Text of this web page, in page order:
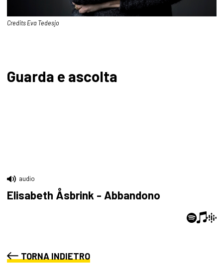
Credits Eva Tedesjo
Guarda e ascolta
audio
Elisabeth Åsbrink - Abbandono
TORNA INDIETRO